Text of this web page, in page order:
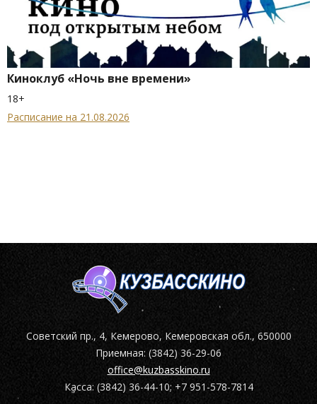
Киноклуб «Ночь вне времени»
18+
Расписание на 21.08.2026
Советский пр., 4, Кемерово, Кемеровская обл., 650000
Приемная: (3842) 36-29-06
office@kuzbasskino.ru
Касса: (3842) 36-44-10; +7 951-578-7814